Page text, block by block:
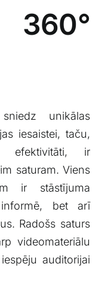
unikālas
iesaistei, taču,
efektivitāti, ir
saturam. Viens
ir stāstījuma
bet arī
Radošs saturs
videomateriālu
auditorijai